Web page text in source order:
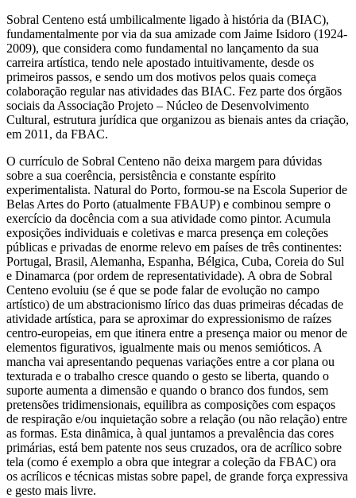
Sobral Centeno está umbilicalmente ligado à história da (BIAC),
fundamentalmente por via da sua amizade com Jaime Isidoro (1924-
2009), que considera como fundamental no lançamento da sua
carreira artística, tendo nele apostado intuitivamente, desde os
primeiros passos, e sendo um dos motivos pelos quais começa
colaboração regular nas atividades das BIAC. Fez parte dos órgãos
sociais da Associação Projeto – Núcleo de Desenvolvimento
Cultural, estrutura jurídica que organizou as bienais antes da criação,
em 2011, da FBAC.
O currículo de Sobral Centeno não deixa margem para dúvidas
sobre a sua coerência, persistência e constante espírito
experimentalista. Natural do Porto, formou-se na Escola Superior de
Belas Artes do Porto (atualmente FBAUP) e combinou sempre o
exercício da docência com a sua atividade como pintor. Acumula
exposições individuais e coletivas e marca presença em coleções
públicas e privadas de enorme relevo em países de três continentes:
Portugal, Brasil, Alemanha, Espanha, Bélgica, Cuba, Coreia do Sul
e Dinamarca (por ordem de representatividade). A obra de Sobral
Centeno evoluiu (se é que se pode falar de evolução no campo
artístico) de um abstracionismo lírico das duas primeiras décadas de
atividade artística, para se aproximar do expressionismo de raízes
centro-europeias, em que itinera entre a presença maior ou menor de
elementos figurativos, igualmente mais ou menos semióticos. A
mancha vai apresentando pequenas variações entre a cor plana ou
texturada e o trabalho cresce quando o gesto se liberta, quando o
suporte aumenta a dimensão e quando o branco dos fundos, sem
pretensões tridimensionais, equilibra as composições com espaços
de respiração e/ou inquietação sobre a relação (ou não relação) entre
as formas. Esta dinâmica, à qual juntamos a prevalência das cores
primárias, está bem patente nos seus cruzados, ora de acrílico sobre
tela (como é exemplo a obra que integrar a coleção da FBAC) ora
os acrílicos e técnicas mistas sobre papel, de grande força expressiva
e gesto mais livre.